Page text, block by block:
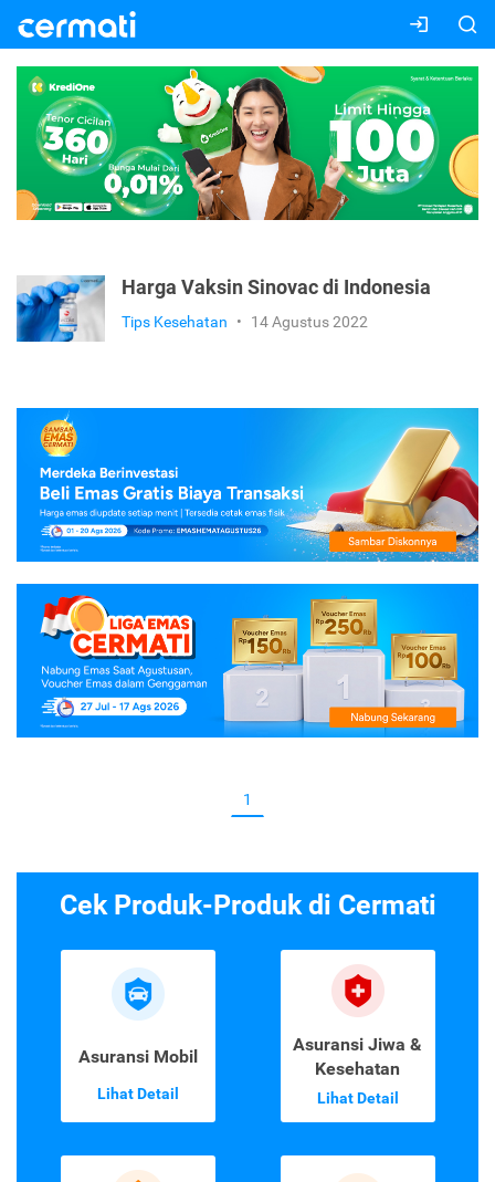
Harga Vaksin Sinovac di Indonesia
Tips Kesehatan • 14 Agustus 2022
1
Cek Produk-Produk di Cermati
Asuransi Mobil
Lihat Detail
Asuransi Jiwa &
Kesehatan
Lihat Detail